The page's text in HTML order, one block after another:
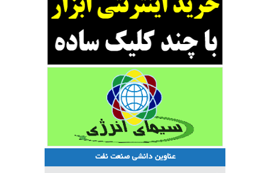
عناوین دانشی صنعت نفت